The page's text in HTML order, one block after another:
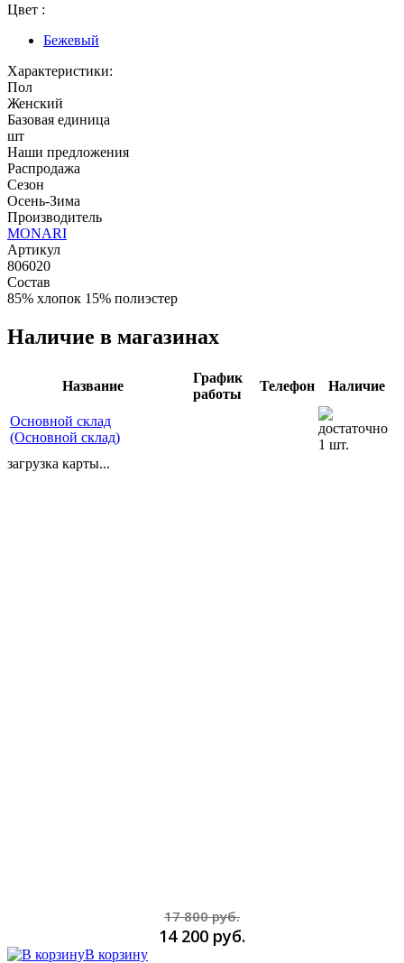
Цвет :
Бежевый
Характеристики:
Пол
Женский
Базовая единица
шт
Наши предложения
Распродажа
Сезон
Осень-Зима
Производитель
MONARI
Артикул
806020
Состав
85% хлопок 15% полиэстер
Наличие в магазинах
Название
График
работы
Телефон Наличие
Основной склад
(Основной склад)
1 шт.
загрузка карты...
17 800 руб.
14 200 руб.
В корзину